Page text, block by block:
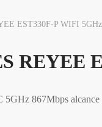
EST330F-P WIFI
REYEE
5GHz 867Mbps